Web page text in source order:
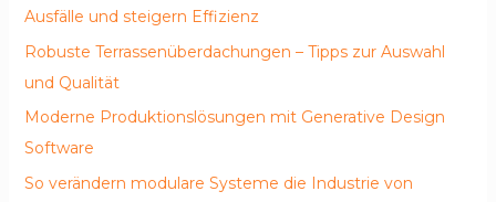
Ausfälle und steigern Effizienz
Robuste Terrassenüberdachungen – Tipps zur Auswahl
und Qualität
Moderne Produktionslösungen mit Generative Design
Software
So verändern modulare Systeme die Industrie von